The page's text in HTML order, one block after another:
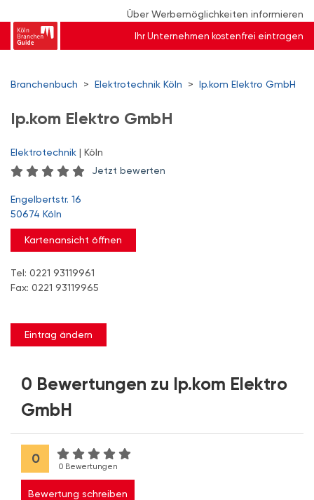
Über Werbemöglichkeiten informieren
Ihr Unternehmen kostenfrei eintragen
Branchenbuch > Elektrotechnik Köln > Ip.kom Elektro GmbH
Ip.kom Elektro GmbH
Elektrotechnik | Köln
Jetzt bewerten
Engelbertstr. 16
50674 Köln
Kartenansicht öffnen
Tel: 0221 93119961
Fax: 0221 93119965
Eintrag ändern
0 Bewertungen zu Ip.kom Elektro
GmbH
0
0 Bewertungen
Bewertung schreiben